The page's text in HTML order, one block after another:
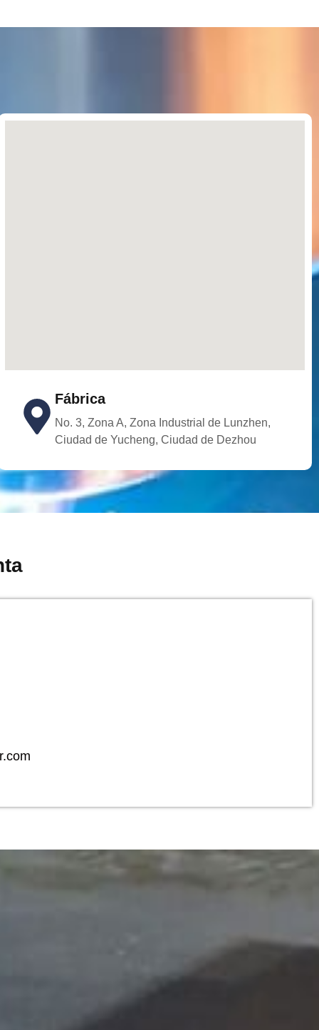
Fábrica
No. 3, Zona A, Zona Industrial de Lunzhen,
Ciudad de Yucheng, Ciudad de Dezhou